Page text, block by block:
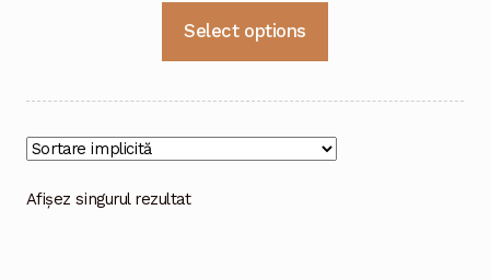
Select options
mai
multe
variații.
Afișez singurul rezultat